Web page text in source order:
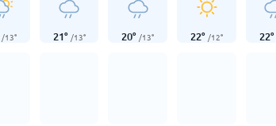
/13° 21° /13° 20° /13° 22° /12° 22°